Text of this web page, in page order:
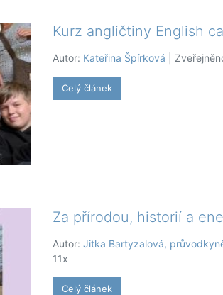
Kurz angličtiny English
Autor: Kateřina Špírková |
Celý článek
Za přírodou, historií a
Autor: Jitka Bartyzalová,
11x
Celý článek